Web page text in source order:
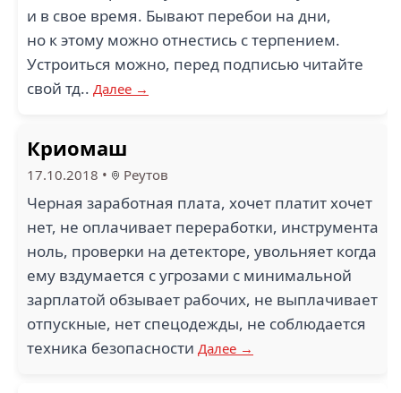
и в свое время. Бывают перебои на дни,
но к этому можно отнестись с терпением.
Устроиться можно, перед подписью читайте
свой тд.. Далее →
Криомаш
17.10.2018 • Реутов
Черная заработная плата, хочет платит хочет
нет, не оплачивает переработки, инструмента
ноль, проверки на детекторе, увольняет когда
ему вздумается с угрозами с минимальной
зарплатой обзывает рабочих, не выплачивает
отпускные, нет спецодежды, не соблюдается
техника безопасности Далее →